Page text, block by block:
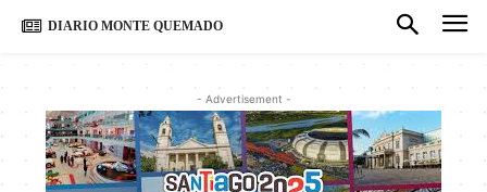
DIARIO MONTE QUEMADO
- Advertisement -